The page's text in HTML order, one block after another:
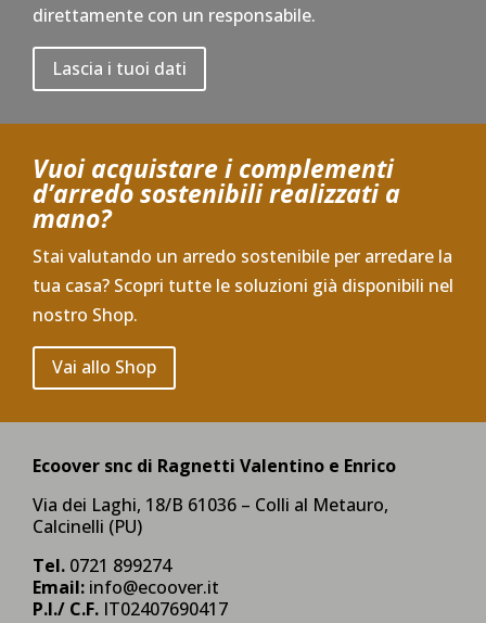
direttamente con un responsabile.
Lascia i tuoi dati
Vuoi acquistare i complementi
d’arredo sostenibili realizzati a
mano?
Stai valutando un arredo sostenibile per arredare la
tua casa? Scopri tutte le soluzioni già disponibili nel
nostro Shop.
Vai allo Shop
Ecoover snc di Ragnetti Valentino e Enrico
Via dei Laghi, 18/B 61036 – Colli al Metauro,
Calcinelli (PU)
Tel. 0721 899274
Email: info@ecoover.it
P.I./ C.F. IT02407690417